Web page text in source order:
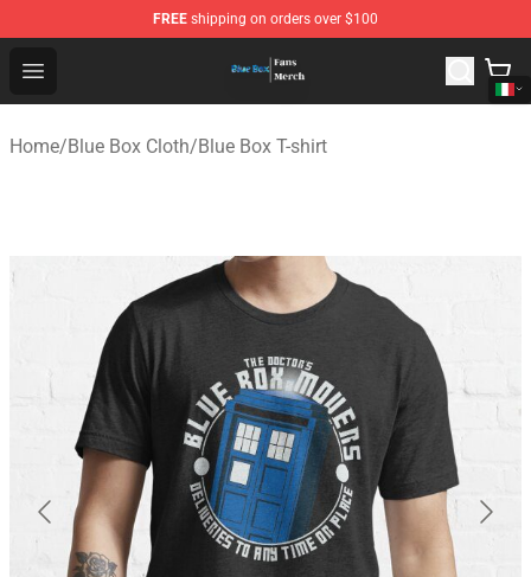
FREE shipping on orders over $100
Open menu
Blue Box Store - Official Blue Box Merchandise Shop
Home/Blue Box Cloth/Blue Box T-shirt